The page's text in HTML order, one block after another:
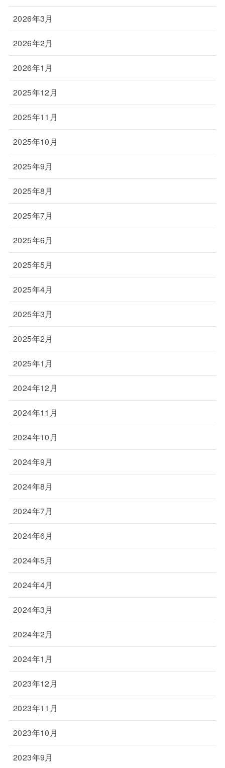
2026年3月
2026年2月
2026年1月
2025年12月
2025年11月
2025年10月
2025年9月
2025年8月
2025年7月
2025年6月
2025年5月
2025年4月
2025年3月
2025年2月
2025年1月
2024年12月
2024年11月
2024年10月
2024年9月
2024年8月
2024年7月
2024年6月
2024年5月
2024年4月
2024年3月
2024年2月
2024年1月
2023年12月
2023年11月
2023年10月
2023年9月